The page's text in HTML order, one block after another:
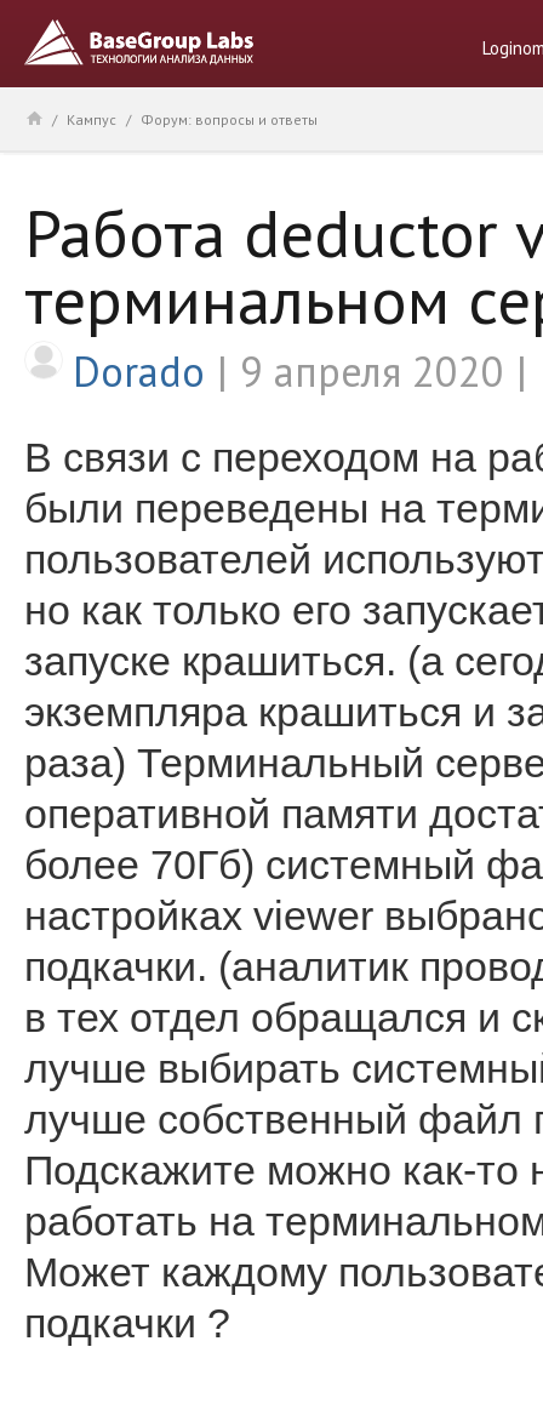
/ Кампус / Форум: вопросы и ответы
Работа deductor
терминальном
Dorado 9 апреля 2020
В связи с переходом на
были переведены на
пользователей
но как только его
запуске крашиться. (а
экземпляра крашиться и
раза) Терминальный
оперативной памяти
более 70Гб) системный
настройках viewer
подкачки. (аналитик
в тех отдел обращался и
лучше выбирать
лучше собственный файл
Подскажите можно как-то
работать на
Может каждому
подкачки ?